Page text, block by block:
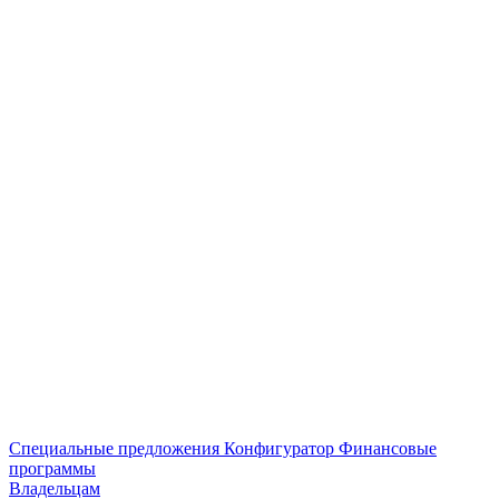
Специальные предложения Конфигуратор Финансовые
программы
Владельцам